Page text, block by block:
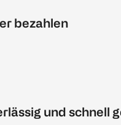
bezahlen
und schnell